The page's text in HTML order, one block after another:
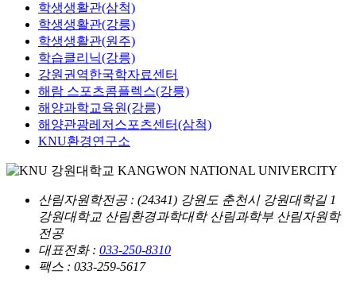
학생생활관(삼척)
학생생활관(강릉)
학생생활관(원주)
학습클리닉(강릉)
강원권역한국학자료센터
해람 스포츠콤플렉스(강릉)
해양과학교육원(강릉)
해양관광레저스포츠센터(삼척)
KNU환경연구소
산림자원학전공: (24341) 강원도 춘천시 강원대학길 1
강원대학교 산림환경과학대학 산림과학부 산림자원학
전공
대표전화 : 033-250-8310
팩스 : 033-259-5617